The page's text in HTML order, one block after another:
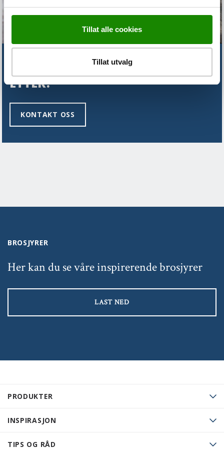
Tillat alle cookies
Tillat utvalg
FINNER DU IKKE DET DU LETER
ETTER?
KONTAKT OSS
PRODUKTER
INSPIRASJON
TIPS OG RÅD
BROSJYRER
Her kan du se våre inspirerende brosjyrer
LAST NED